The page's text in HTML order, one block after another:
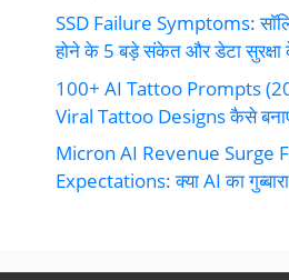
SSD Failure Symptoms:
होने के 5 बड़े संकेत और डेटा सुरक्षा
100+ AI Tattoo Prompts
Viral Tattoo Designs कैसे
Micron AI Revenue Surge
Expectations: क्या AI का